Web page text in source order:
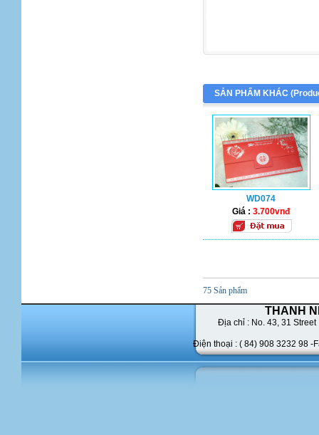
SẢN PHẨM KHÁC (
WD074
Giá :3.700vnđ
75 Sản phẩm
THANH
Địa chỉ : No. 43, 31 Street
Điện thoại : ( 84) 908 3232 98 -